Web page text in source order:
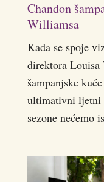
Chandon
Williamsa
Kada se spoje
direktora
šampanjske
ultimativni ljetni
sezone nećemo